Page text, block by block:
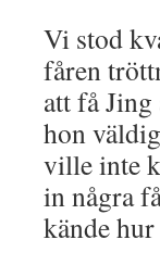
Vi stod
fåren
att få
hon
ville inte
in några
kände